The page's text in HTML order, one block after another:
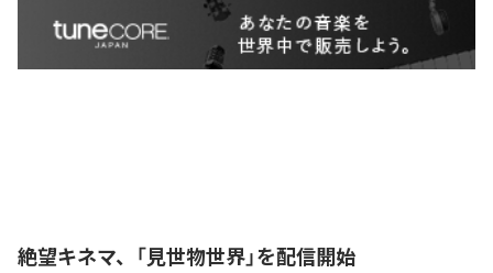
絶望キネマ、「見世物世界」を配信開始